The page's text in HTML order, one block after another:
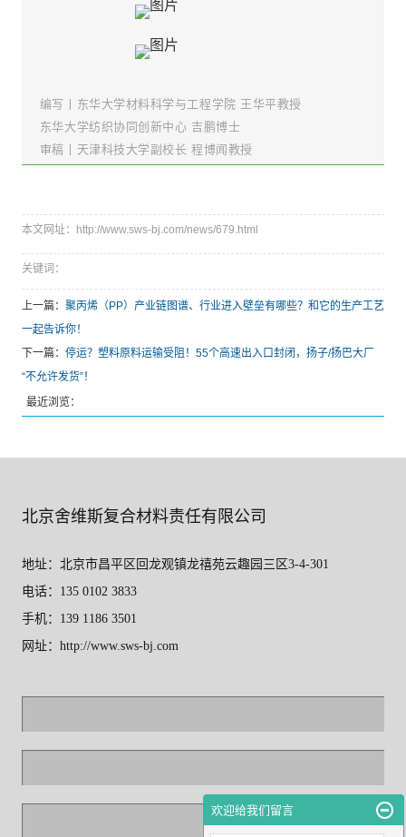
编写丨 东华大学材料科学与工程学院 王华平教授
东华大学纺织协同创新中心 吉鹏博士
审稿丨天津科技大学副校长 程博闻教授
本文网址：http://www.sws-bj.com/news/679.html
关键词：
上一篇： 聚丙烯（PP）产业链图谱、行业进入壁垒有哪些？和它的生产工艺
一起告诉你！
下一篇： 停运？塑料原料运输受阻！55个高速出入口封闭，扬子/扬巴大厂
“不允许发货”！
最近浏览：
北京舍维斯复合材料责任有限公司
地址：北京市昌平区回龙观镇龙禧苑云趣园三区3-4-301
电话：135 0102 3833
手机：139 1186 3501
网址：http://www.sws-bj.com
欢迎给我们留言